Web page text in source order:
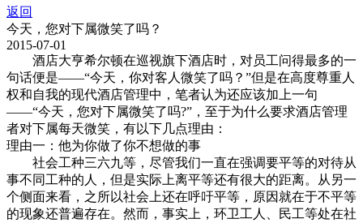
返回
今天，您对下属微笑了吗？
2015-07-01
酒店大亨希尔顿在巡视旗下酒店时，对员工问得最多的一
句话便是——“今天，你对客人微笑了吗？”但是在高度尊重人
权和自我的现代酒店管理中，笔者认为还应该加上一句
——“今天，您对下属微笑了吗?”，至于为什么要求酒店管理
者对下属每天微笑，有以下几点理由：
理由一：他为你做了你不想做的事
社会工种三六九等，尽管我们一直在强调要平等的对待从
事不同工种的人，但是实际上离平等还有很大的距离。从另一
个侧面来看，之所以社会上还在呼吁平等，原因就在于不平等
的现象还普遍存在。然而，事实上，环卫工人、民工等处在社